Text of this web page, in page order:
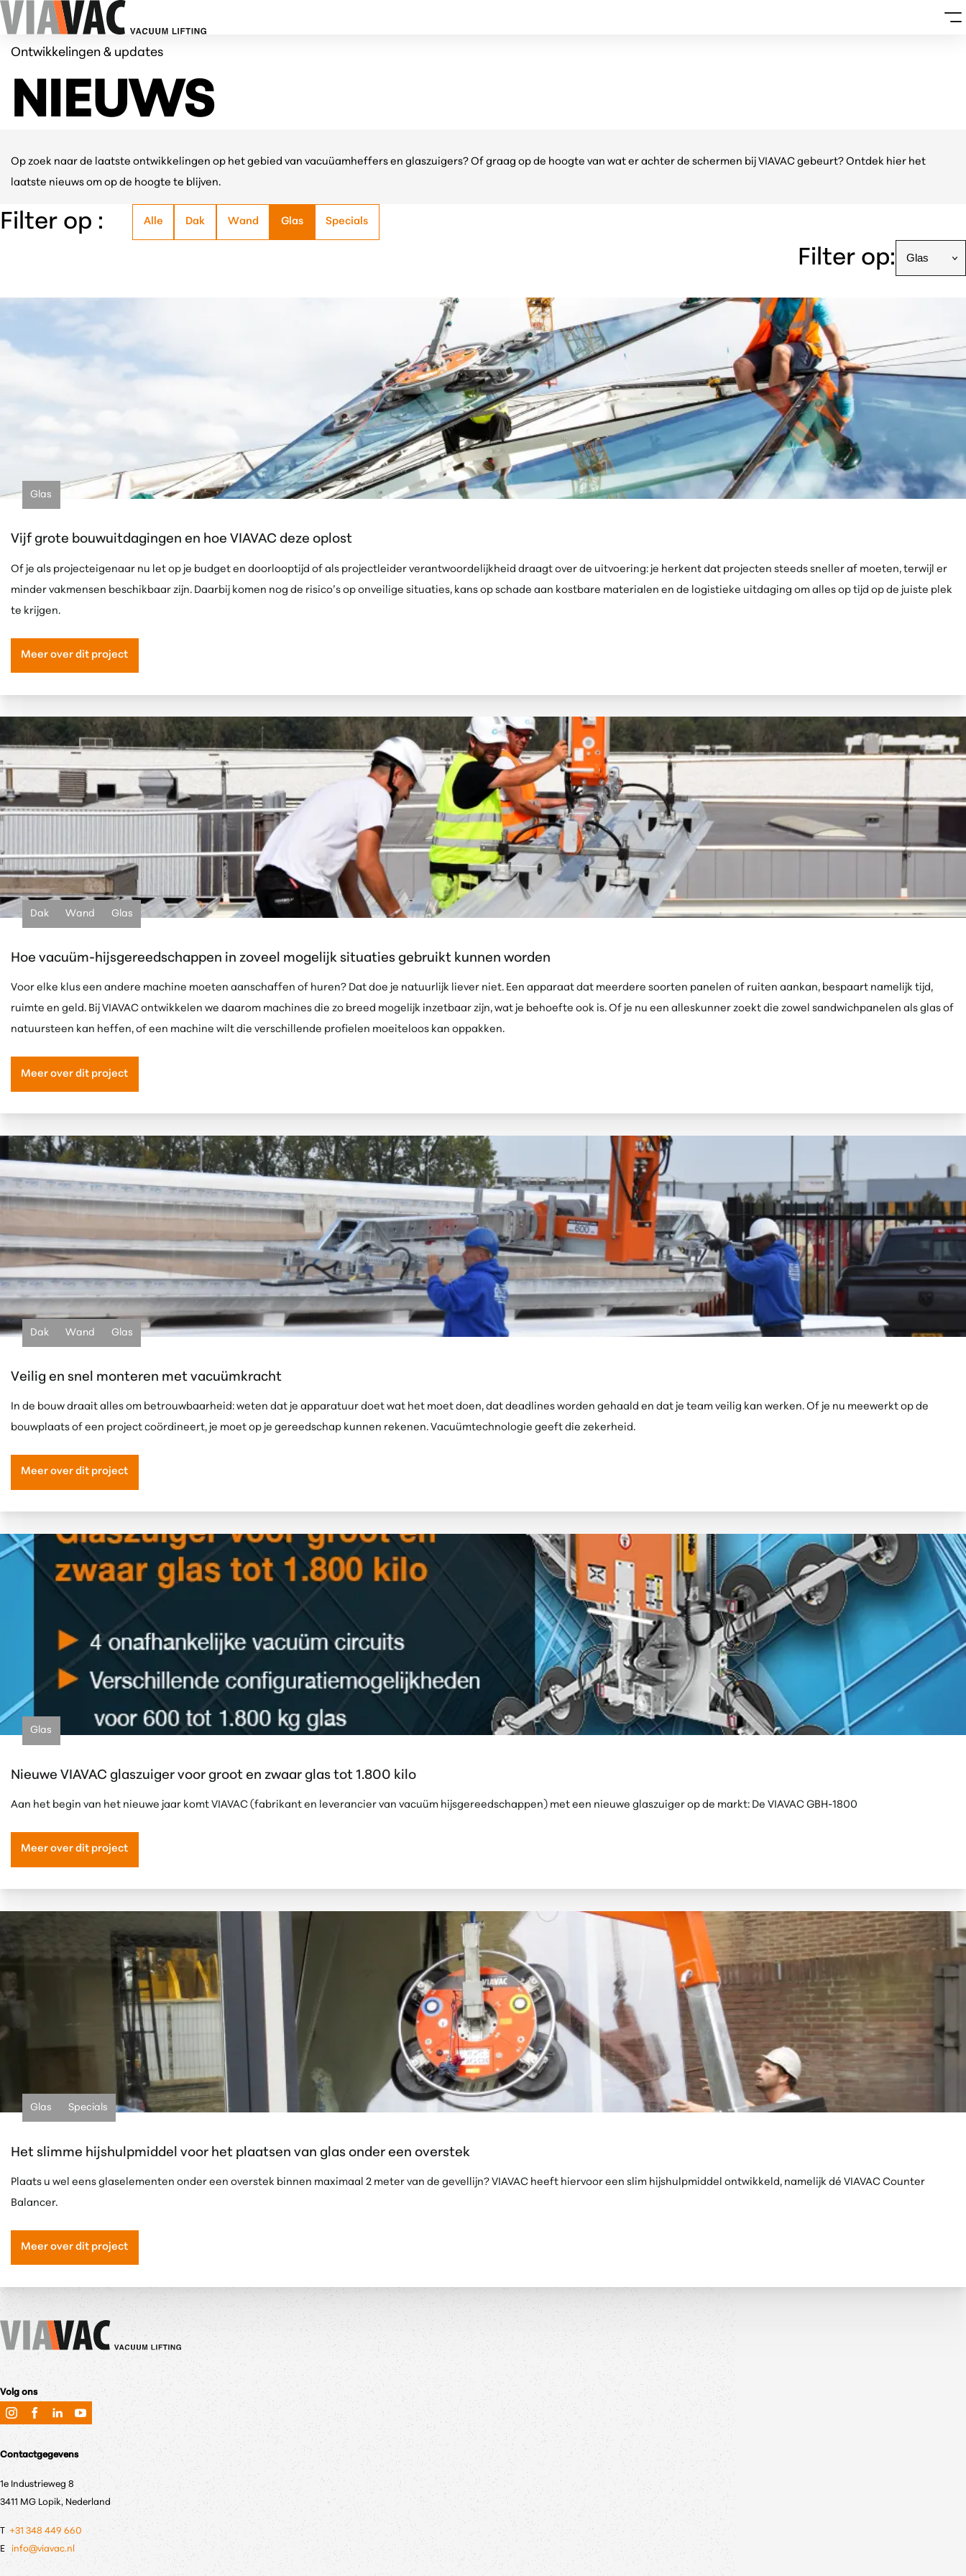
Ontwikkelingen & updates
NIEUWS
Op zoek naar de laatste ontwikkelingen op het gebied van vacuüamheffers en glaszuigers? Of graag op de hoogte van wat er achter de schermen bij VIAVAC gebeurt? Ontdek hier het
laatste nieuws om op de hoogte te blijven.
Filter op : Alle Dak Wand Glas Specials
Filter op:
Glas
Vijf grote bouwuitdagingen en hoe VIAVAC deze oplost
Of je als projecteigenaar nu let op je budget en doorlooptijd of als projectleider verantwoordelijkheid draagt over de uitvoering: je herkent dat projecten steeds sneller af moeten, terwijl er
minder vakmensen beschikbaar zijn. Daarbij komen nog de risico’s op onveilige situaties, kans op schade aan kostbare materialen en de logistieke uitdaging om alles op tijd op de juiste plek
te krijgen.
Meer over dit project
Dak Wand Glas
Hoe vacuüm-hijsgereedschappen in zoveel mogelijk situaties gebruikt kunnen worden
Voor elke klus een andere machine moeten aanschaffen of huren? Dat doe je natuurlijk liever niet. Een apparaat dat meerdere soorten panelen of ruiten aankan, bespaart namelijk tijd,
ruimte en geld. Bij VIAVAC ontwikkelen we daarom machines die zo breed mogelijk inzetbaar zijn, wat je behoefte ook is. Of je nu een alleskunner zoekt die zowel sandwichpanelen als glas of
natuursteen kan heffen, of een machine wilt die verschillende profielen moeiteloos kan oppakken.
Meer over dit project
Dak Wand Glas
Veilig en snel monteren met vacuümkracht
In de bouw draait alles om betrouwbaarheid: weten dat je apparatuur doet wat het moet doen, dat deadlines worden gehaald en dat je team veilig kan werken. Of je nu meewerkt op de
bouwplaats of een project coördineert, je moet op je gereedschap kunnen rekenen. Vacuümtechnologie geeft die zekerheid.
Meer over dit project
Glas
Nieuwe VIAVAC glaszuiger voor groot en zwaar glas tot 1.800 kilo
Aan het begin van het nieuwe jaar komt VIAVAC (fabrikant en leverancier van vacuüm hijsgereedschappen) met een nieuwe glaszuiger op de markt: De VIAVAC GBH-1800
Meer over dit project
Glas Specials
Het slimme hijshulpmiddel voor het plaatsen van glas onder een overstek
Plaats u wel eens glaselementen onder een overstek binnen maximaal 2 meter van de gevellijn? VIAVAC heeft hiervoor een slim hijshulpmiddel ontwikkeld, namelijk dé VIAVAC Counter
Balancer.
Meer over dit project
Volg ons
Contactgegevens
1e Industrieweg 8
3411 MG Lopik, Nederland
T +31 348 449 660
E info@viavac.nl